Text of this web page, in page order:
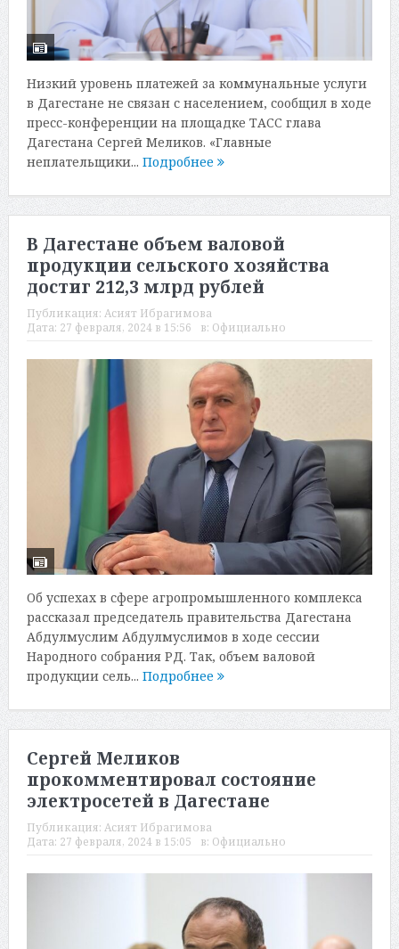
Низкий уровень платежей за коммунальные услуги
в Дагестане не связан с населением, сообщил в ходе
пресс-конференции на площадке ТАСС глава
Дагестана Сергей Меликов. «Главные
неплательщики... Подробнее
В Дагестане объем валовой
продукции сельского хозяйства
достиг 212,3 млрд рублей
Публикация: Асият Ибрагимова
Дата: 27 февраля, 2024 в 15:56 в: Официально
Об успехах в сфере агропромышленного комплекса
рассказал председатель правительства Дагестана
Абдулмуслим Абдулмуслимов в ходе сессии
Народного собрания РД. Так, объем валовой
продукции сель... Подробнее
Сергей Меликов
прокомментировал состояние
электросетей в Дагестане
Публикация: Асият Ибрагимова
Дата: 27 февраля, 2024 в 15:05 в: Официально